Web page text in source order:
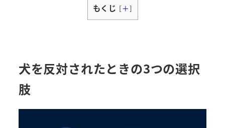
もくじ [＋]
犬を反対されたときの3つの選択
肢